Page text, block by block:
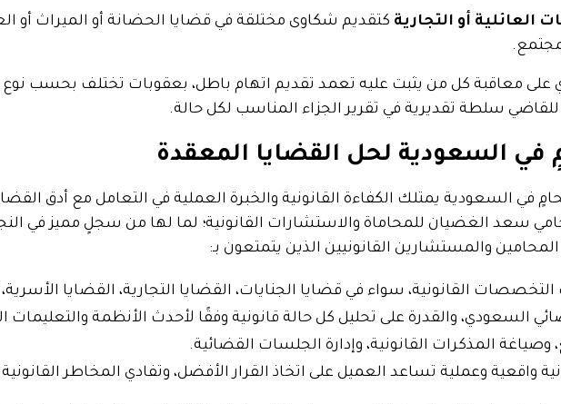
العائلية أو التجارية كتقديم شكاوى مختلقة في قضايا الحضانة أو الميراث أو
معاقبة كل من يثبت عليه تعمد تقديم اتهام باطل، بعقوبات تختلف بحسب نوع
سلطة تقديرية في تقرير الجزاء المناسب لكل حالة.
السعودية لحل القضايا المعقدة
في السعودية يمتلك الكفاءة القانونية والخبرة العملية في التعامل مع أدق
سعد الغضيان للمحاماة والاستشارات القانونية؛ لما لها من سجلٍ مميز في
والمستشارين القانونيين الذين يتمتعون بـ:
القانونية، سواء في قضايا الجنايات، القضايا التجارية، القضايا الأسرية،
السعودي، والقدرة على تحليل كل حالة قانونية وفقًا لأحدث الأنظمة والتعليمات
وصياغة المذكرات القانونية، وإدارة الجلسات القضائية.
واقعية وعملية تساعد العميل على اتخاذ القرار الأفضل، وتفادي المخاطر